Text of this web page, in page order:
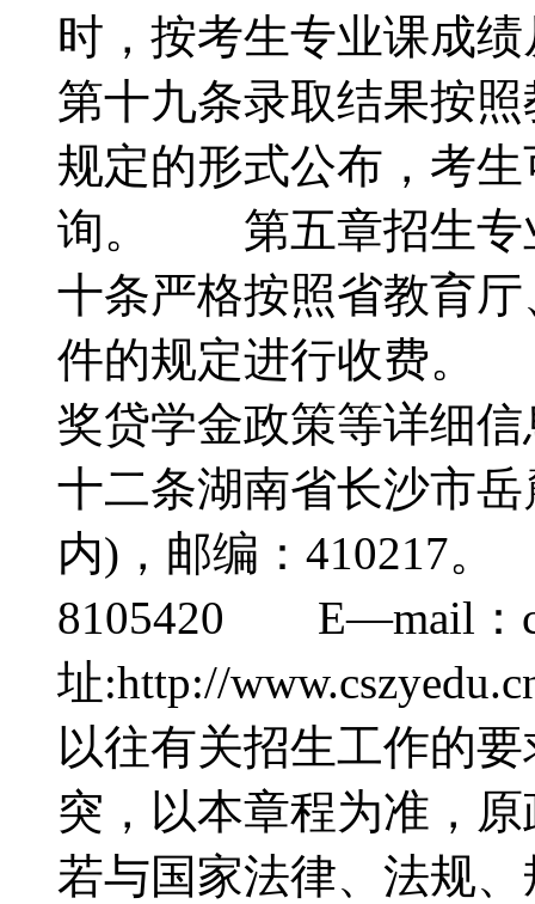
时，按考生专业课
第十九条录取结果按
规定的形式公布，考
询。 第五章招生专
十条严格按照省教育
件的规定进行收费。
奖贷学金政策等详细
十二条湖南省长沙市
内)，邮编：410217
8105420 E—mail：
址:http://
以往有关招生工作的
突，以本章程为准，
若与国家法律、法规